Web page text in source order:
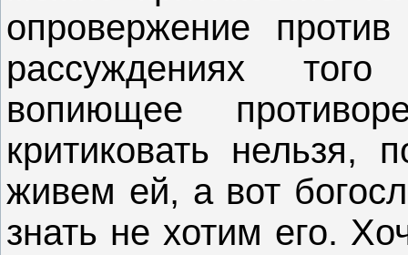
опровержение
рассуждениях
вопиющее
критиковать нельзя,
живем ей, а вот
знать не хотим его.